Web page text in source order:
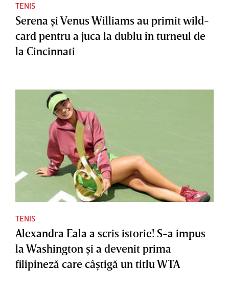
TENIS
Serena şi Venus Williams au primit wild-
card pentru a juca la dublu în turneul de
la Cincinnati
TENIS
Alexandra Eala a scris istorie! S-a impus
la Washington şi a devenit prima
filipineză care câştigă un titlu WTA